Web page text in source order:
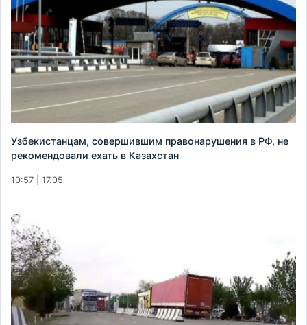
Узбекистанцам, совершившим правонарушения в РФ, не
рекомендовали ехать в Казахстан
10:57 | 17.05